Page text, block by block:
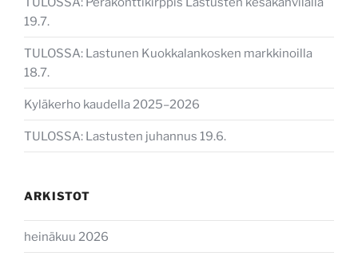
19.7.
TULOSSA: Lastunen Kuokkalankosken markkinoilla
18.7.
Kyläkerho kaudella 2025–2026
TULOSSA: Lastusten juhannus 19.6.
ARKISTOT
heinäkuu 2026